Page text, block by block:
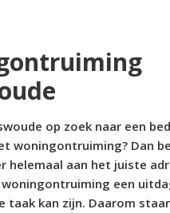
op zoek naar een
woningontruiming? Dan
helemaal aan het juiste
een
taak kan zijn. Daarom